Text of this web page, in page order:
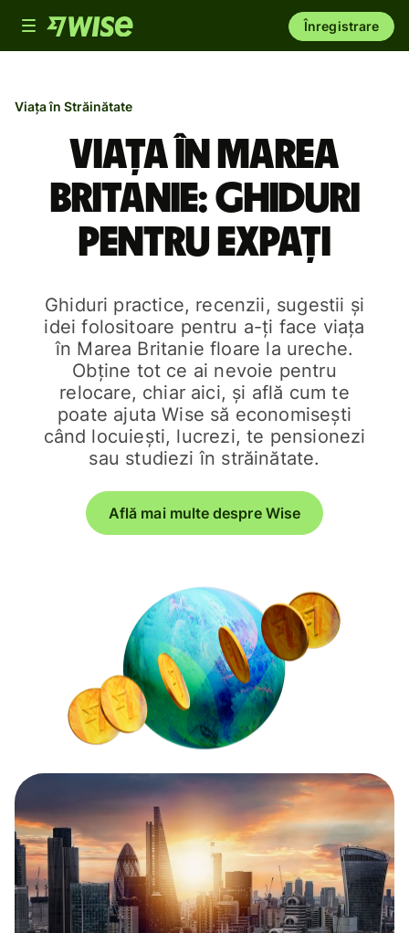
Toggle
navigation
Înregistrare
Viața în Străinătate
Viața în Marea
Britanie: ghiduri
pentru expați
Ghiduri practice, recenzii, sugestii și
idei folositoare pentru a-ți face viața
în Marea Britanie floare la ureche.
Obține tot ce ai nevoie pentru
relocare, chiar aici, și află cum te
poate ajuta Wise să economisești
când locuiești, lucrezi, te pensionezi
sau studiezi în străinătate.
Află mai multe despre Wise